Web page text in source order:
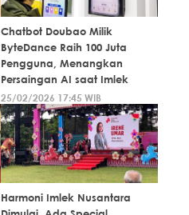
Chatbot Doubao Milik
ByteDance Raih 100 Juta
Pengguna, Menangkan
Persaingan AI saat Imlek
25/02/2026 17:45 WIB
Harmoni Imlek Nusantara